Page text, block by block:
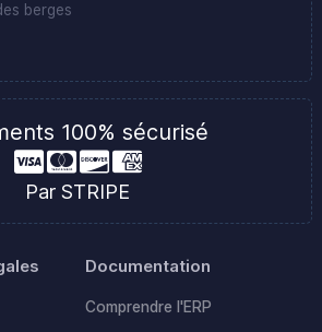
berges
100% sécurisé
Par STRIPE
Documentation
Comprendre l'ERP